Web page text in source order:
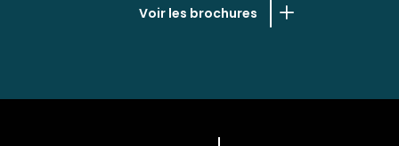
Voir les brochures